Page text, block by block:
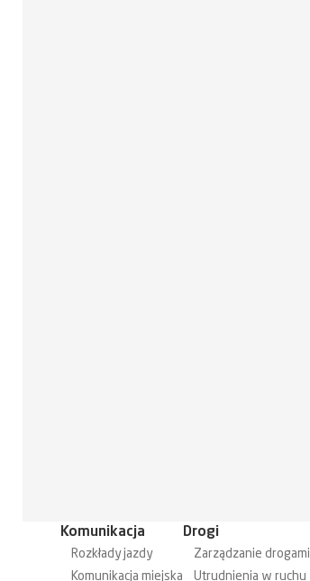
Komunikacja
Rozkłady jazdy
Komunikacja miejska
Drogi
Zarządzanie drogami
Utrudnienia w ruchu